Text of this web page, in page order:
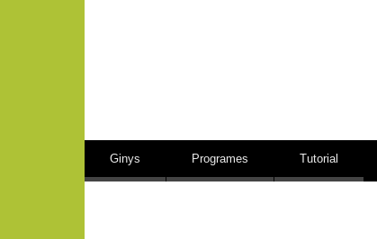
Vés al contingut
Ginys Programes Tutorial